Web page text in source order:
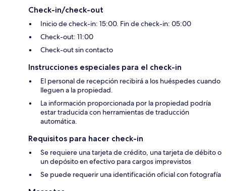
Check-in/check-out
Inicio de check-in: 15:00. Fin de check-in: 05:00
Check-out: 11:00
Check-out sin contacto
Instrucciones especiales para el check-in
El personal de recepción recibirá a los huéspedes cuando
lleguen a la propiedad.
La información proporcionada por la propiedad podría
estar traducida con herramientas de traducción
automática.
Requisitos para hacer check-in
Se requiere una tarjeta de crédito, una tarjeta de débito o
un depósito en efectivo para cargos imprevistos
Se puede requerir una identificación oficial con fotografía